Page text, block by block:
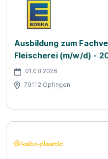
Ausbildung zum
Fleischerei (m/w/d) -
01.08.2026
79112 Opfingen